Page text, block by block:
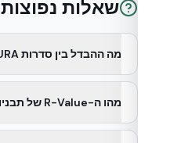
שאלות נפוצות
מה ההבדל בין סדרות NUDURA השונות?
מהו ה-R-Value של תבניות NUDURA?